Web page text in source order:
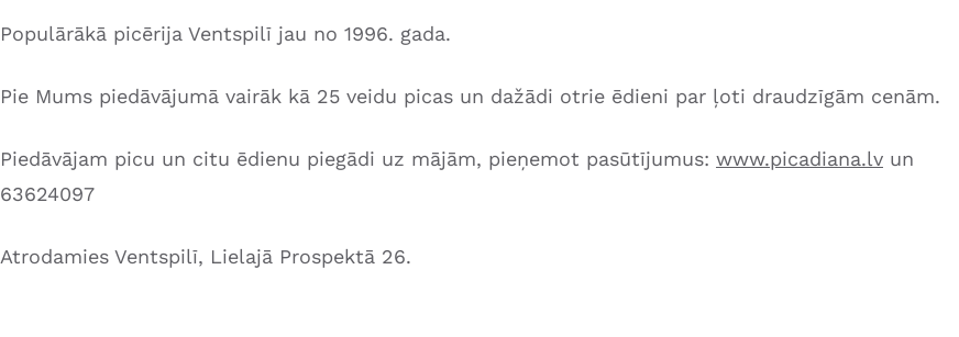
Populārākā picērija Ventspilī jau no 1996. gada.
Pie Mums piedāvājumā vairāk kā 25 veidu picas un dažādi otrie ēdieni par ļoti draudzīgām cenām.
Piedāvājam picu un citu ēdienu piegādi uz mājām, pieņemot pasūtījumus: www.picadiana.lv un
63624097
Atrodamies Ventspilī, Lielajā Prospektā 26.